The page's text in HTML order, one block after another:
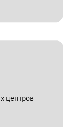
центров